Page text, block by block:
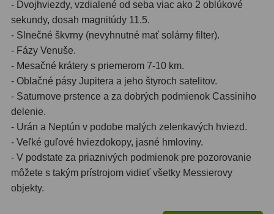
Pokročilé5
Profesionálne
Čidlá2
Teplomery a vlhkomery15
Foto stativy10
Lupy69
Literatúra
- Dvojhviezdy, vzdialené od seba viac ako 2 oblúkové
sekundy, dosah magnitúdy 11.5.
- Slnečné škvrny (nevyhnutné mať solárny filter).
- Fázy Venuše.
- Mesačné krátery s priemerom 7-10 km.
- Oblačné pásy Jupitera a jeho štyroch satelitov.
- Saturnove prstence a za dobrých podmienok Cassiniho
delenie.
- Urán a Neptún v podobe malých zelenkavých hviezd.
- Veľké guľové hviezdokopy, jasné hmloviny.
- V podstate za priaznivých podmienok pre pozorovanie
môžete s takým prístrojom vidieť všetky Messierovy
objekty.